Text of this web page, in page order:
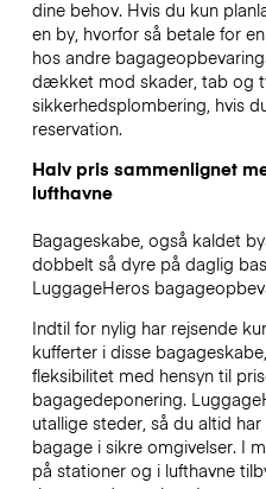
dine behov. Hvis du kun
en by, hvorfor så betale for
hos andre
dækket mod skader, tab og
sikkerhedsplombering, hvis
reservation.
Halv pris sammenlignet
lufthavne
Bagageskabe, også kaldet
dobbelt så dyre på daglig
LuggageHeros
Indtil for nylig har rejsende
kufferter i disse
fleksibilitet med hensyn til
bagagedeponering.
utallige steder, så du altid
bagage i sikre omgivelser. I
på stationer og i lufthavne